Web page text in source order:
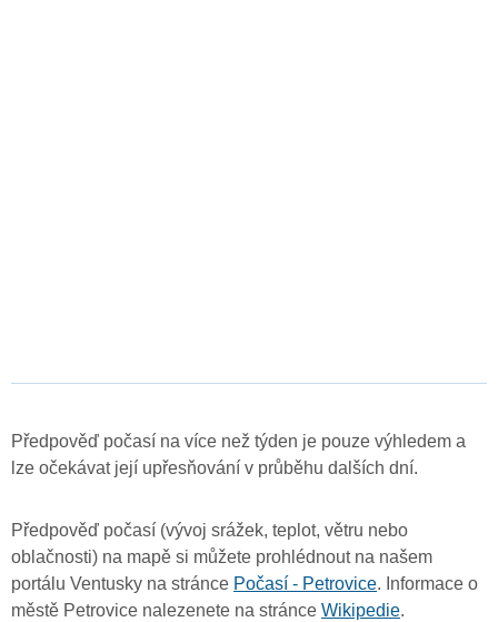
Předpověď počasí na více než týden je pouze výhledem a
lze očekávat její upřesňování v průběhu dalších dní.
Předpověď počasí (vývoj srážek, teplot, větru nebo
oblačnosti) na mapě si můžete prohlédnout na našem
portálu Ventusky na stránce Počasí - Petrovice. Informace o
městě Petrovice nalezenete na stránce Wikipedie.